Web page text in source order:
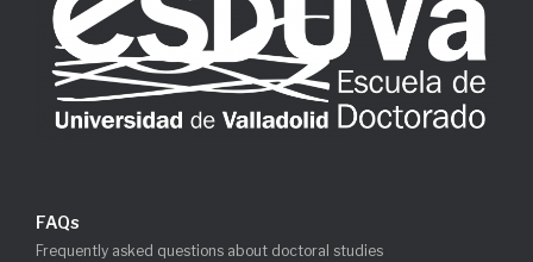
FAQs
Frequently asked questions about doctoral studies